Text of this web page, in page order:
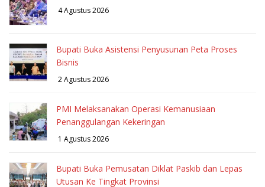
4 Agustus 2026
Bupati Buka Asistensi Penyusunan Peta Proses
Bisnis
2 Agustus 2026
PMI Melaksanakan Operasi Kemanusiaan
Penanggulangan Kekeringan
1 Agustus 2026
Bupati Buka Pemusatan Diklat Paskib dan Lepas
Utusan Ke Tingkat Provinsi